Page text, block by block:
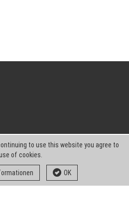
to use this website you agree to
of cookies.
OK